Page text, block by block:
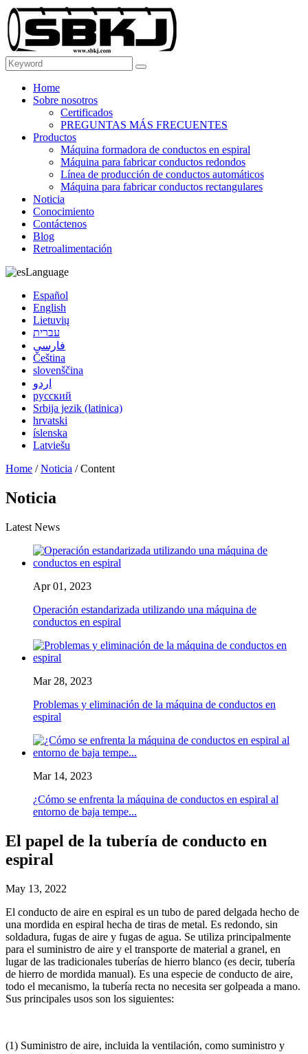
Home
Sobre nosotros
Certificados
PREGUNTAS MÁS FRECUENTES
Productos
Máquina formadora de conductos en espiral
Máquina para fabricar conductos redondos
Línea de producción de conductos automáticos
Máquina para fabricar conductos rectangulares
Noticia
Conocimiento
Contáctenos
Blog
Retroalimentación
Language
Español
English
Lietuvių
עברית
فارسی
Čeština
slovenščina
اردو
русский
Srbija jezik (latinica)
hrvatski
íslenska
Latviešu
Home /Noticia / Content
Noticia
Latest News
Apr 01, 2023
Operación estandarizada utilizando una máquina de
conductos en espiral
Mar 28, 2023
Problemas y eliminación de la máquina de conductos en
espiral
Mar 14, 2023
¿Cómo se enfrenta la máquina de conductos en espiral al
entorno de baja tempe...
El papel de la tubería de conducto en
espiral
May 13, 2022
El conducto de aire en espiral es un tubo de pared delgada hecho de
una mordida en espiral hecha de tiras de metal. Es redondo, sin
soldadura, fugas de aire y fugas de agua. Se utiliza principalmente
para el suministro de aire y el transporte de material a granel, en
lugar de las tradicionales tuberías de hierro blanco (es decir, tubería
de hierro de mordida manual). Es una especie de conducto de aire,
todo el mecanismo, la tubería recta no necesita ser golpeada a mano.
Sus principales usos son los siguientes:
(1) Suministro de aire, incluida la ventilación, como suministro y